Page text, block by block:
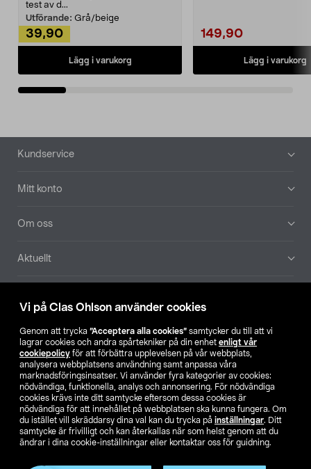
Vi på Clas Ohlson använder cookies
Genom att trycka ”Acceptera alla cookies” samtycker du till att vi
lagrar cookies och andra spårtekniker på din enhet enligt vår
cookiepolicy för att förbättra upplevelsen på vår webbplats,
analysera webbplatsens användning samt anpassa våra
marknadsföringsinsatser. Vi använder fyra kategorier av cookies:
nödvändiga, funktionella, analys och annonsering. För nödvändiga
cookies krävs inte ditt samtycke eftersom dessa cookies är
nödvändiga för att innehållet på webbplatsen ska kunna fungera. Om
du istället vill skräddarsy dina val kan du trycka på inställningar. Ditt
samtycke är frivilligt och kan återkallas när som helst genom att du
ändrar i dina cookie-inställningar eller kontaktar oss för guidning.
test av d...
Utförande: Grå/beige
39,90
Lägg i varukorg
149,90
Lägg i varukorg
Sidfot
Kundservice
Mitt konto
Om oss
Aktuellt
Hitta butik
SE NO FI